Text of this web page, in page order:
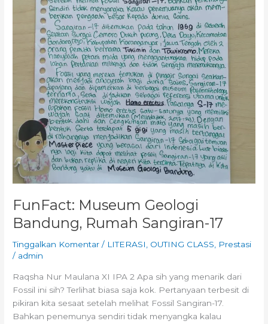
FunFact: Museum Geologi
Bandung, Rumah Sangiran-17
Tinggalkan Komentar / LITERASI, OUTING CLASS, Prestasi
/ admin
Raqsha Nur Maulana XI IPA 2 Apa sih yang menarik dari
Fossil ini sih? Terlihat biasa saja kok. Pertanyaan terbesit di
pikiran kita sesaat setelah melihat Fossil Sangiran-17.
Bahkan penemunya sendiri tidak menyangka kalau